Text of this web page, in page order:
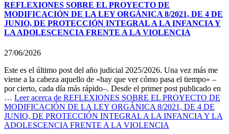
REFLEXIONES SOBRE EL PROYECTO DE
MODIFICACIÓN DE LA LEY ORGÁNICA 8/2021, DE 4 DE
JUNIO, DE PROTECCIÓN INTEGRAL A LA INFANCIA Y
LA ADOLESCENCIA FRENTE A LA VIOLENCIA
27/06/2026
Este es el último post del año judicial 2025/2026. Una vez más me
viene a la cabeza aquello de «hay que ver cómo pasa el tiempo» –
por cierto, cada día más rápido–. Desde el primer post publicado en
… Leeracerca de REFLEXIONES SOBRE EL PROYECTO DE
MODIFICACIÓN DE LA LEY ORGÁNICA 8/2021, DE 4 DE
JUNIO, DE PROTECCIÓN INTEGRAL A LA INFANCIA Y LA
ADOLESCENCIA FRENTE A LA VIOLENCIA